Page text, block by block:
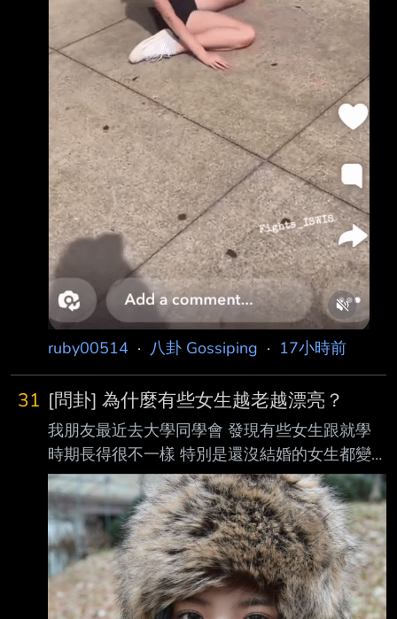
ruby00514 · 八卦 Gossiping · 17小時前
31 [問卦] 為什麼有些女生越老越漂亮？
我朋友最近去大學同學會 發現有些女生跟就學
時期長得很不一樣 特別是還沒結婚的女生都變
漂亮很多 想問為什麼有些女生越老越漂亮？ --